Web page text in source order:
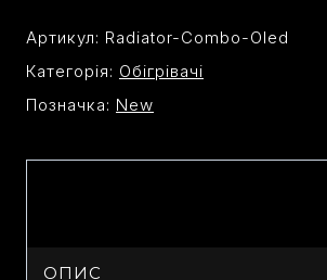
Артикул: Radiator-Combo-Oled
Категорія: Oбігрівачі
Позначка: New
ОПИС